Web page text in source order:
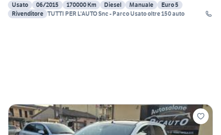
Usato
06/2015 170000 Km Diesel Manuale
Euro 5
Rivenditore TUTTI PER L'AUTO Snc - Parco Usato oltre 150 auto